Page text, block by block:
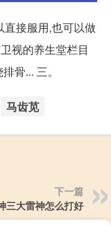
直接服用,也可以做
视的养生堂栏目
骨... 三。
马齿苋
下一篇
三大雷神怎么打好